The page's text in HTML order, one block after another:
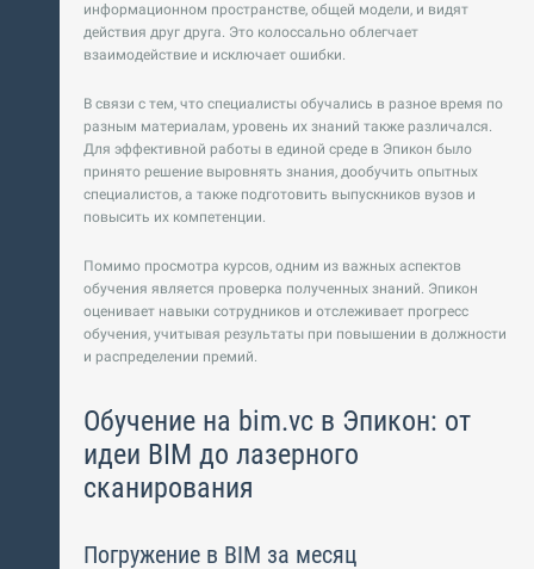
информационном пространстве, общей модели, и видят
действия друг друга. Это колоссально облегчает
взаимодействие и исключает ошибки.
В связи с тем, что специалисты обучались в разное время по
разным материалам, уровень их знаний также различался.
Для эффективной работы в единой среде в Эпикон было
принято решение выровнять знания, дообучить опытных
специалистов, а также подготовить выпускников вузов и
повысить их компетенции.
Помимо просмотра курсов, одним из важных аспектов
обучения является проверка полученных знаний. Эпикон
оценивает навыки сотрудников и отслеживает прогресс
обучения, учитывая результаты при повышении в должности
и распределении премий.
Обучение на bim.vc в Эпикон: от
идеи BIM до лазерного
сканирования
Погружение в BIM за месяц